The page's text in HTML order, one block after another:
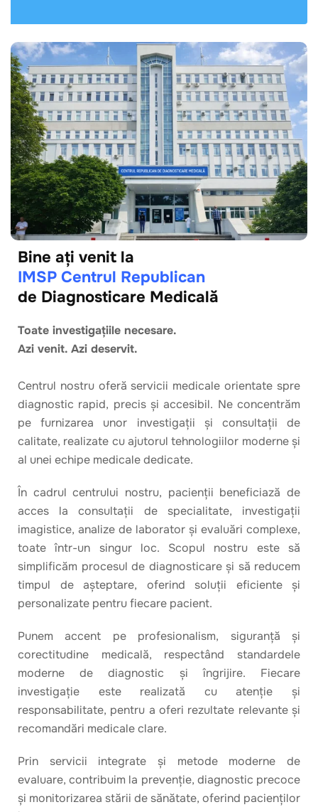
Bine ați venit la
IMSP Centrul Republican
de Diagnosticare Medicală
Toate investigațiile necesare.
Azi venit. Azi deservit.
Centrul nostru oferă servicii medicale orientate spre
diagnostic rapid, precis și accesibil. Ne concentrăm
pe furnizarea unor investigații și consultații de
calitate, realizate cu ajutorul tehnologiilor moderne și
al unei echipe medicale dedicate.
În cadrul centrului nostru, pacienții beneficiază de
acces la consultații de specialitate, investigații
imagistice, analize de laborator și evaluări complexe,
toate într-un singur loc. Scopul nostru este să
simplificăm procesul de diagnosticare și să reducem
timpul de așteptare, oferind soluții eficiente și
personalizate pentru fiecare pacient.
Punem accent pe profesionalism, siguranță și
corectitudine medicală, respectând standardele
moderne de diagnostic și îngrijire. Fiecare
investigație este realizată cu atenție și
responsabilitate, pentru a oferi rezultate relevante și
recomandări medicale clare.
Prin servicii integrate și metode moderne de
evaluare, contribuim la prevenție, diagnostic precoce
și monitorizarea stării de sănătate, oferind pacienților